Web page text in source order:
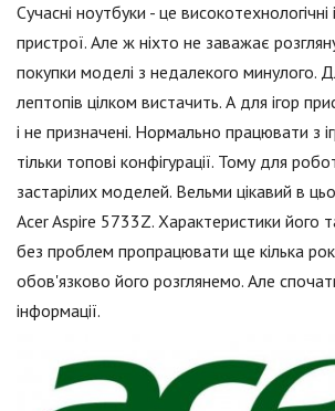
Сучасні ноутбуки - це високотехнологічні
пристрої. Але ж ніхто не заважає
покупки моделі з недалекого минулого.
лептопів цілком вистачить. А для ігор
і не призначені. Нормально працювати з
тільки топові конфігурації. Тому для
застарілих моделей. Вельми цікавий в
Acer Aspire 5733Z. Характеристики його
без проблем пропрацювати ще кілька
обов'язково його розглянемо. Але
інформації.